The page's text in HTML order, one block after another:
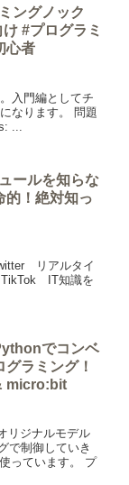
ングノック
#プログラミ
心者
入門編としてチ
なります。 問題
...
ールを知らな
的！絶対知っ
リアルタイ
IT知識を
でコンベ
ラミング！
micro:bit
リジナルモデル
で制御していき
っています。 プ